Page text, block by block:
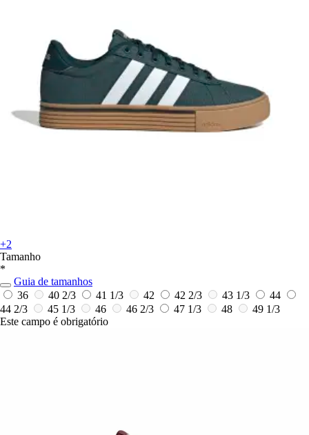
+2
Tamanho
*
Guia de tamanhos
36
40 2/3 41 1/3 42 42 2/3 43 1/3
44
44 2/3
45 1/3 46 46 2/3 47 1/3 48
49 1/3
Este campo é obrigatório